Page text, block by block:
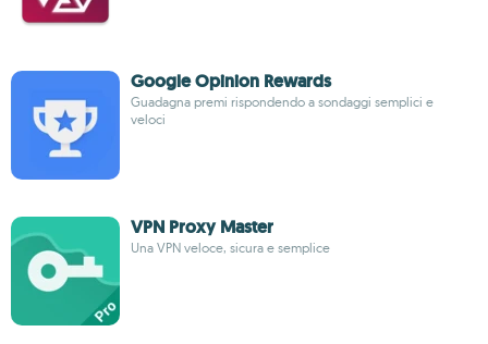
Google Opinion Rewards
Guadagna premi rispondendo a sondaggi semplici e
veloci
VPN Proxy Master
Una VPN veloce, sicura e semplice